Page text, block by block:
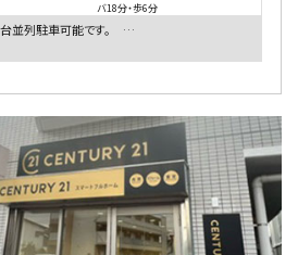
バ18分・歩6分
台並列駐車可能です。 …
4ＬＤＫ
相模大野駅
バ9分・歩4分
施工住宅です。 南東…